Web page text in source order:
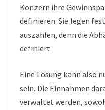
Konzern ihre
definieren. Sie legen
auszahlen, denn die
definiert.
Eine Lösung kann also
sein. Die Einnahmen
verwaltet werden,